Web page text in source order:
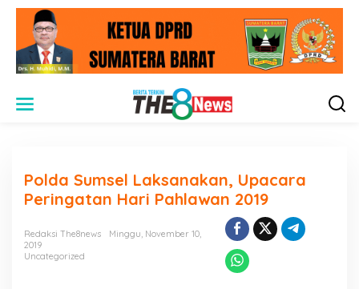
Polda Sumsel Laksanakan, Upacara
Peringatan Hari Pahlawan 2019
Redaksi The8news
Minggu, November 10,
2019
Uncategorized